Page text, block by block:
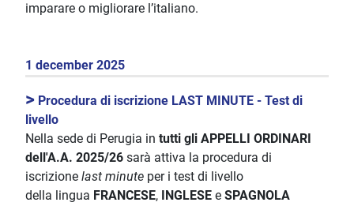
imparare o migliorare l’italiano.
1 december 2025
> Procedura di iscrizione LAST MINUTE - Test di
livello
Nella sede di Perugia in tutti gli APPELLI ORDINARI
dell'A.A. 2025/26 sarà attiva la procedura di
iscrizione last minute per i test di livello
della lingua FRANCESE, INGLESE e SPAGNOLA